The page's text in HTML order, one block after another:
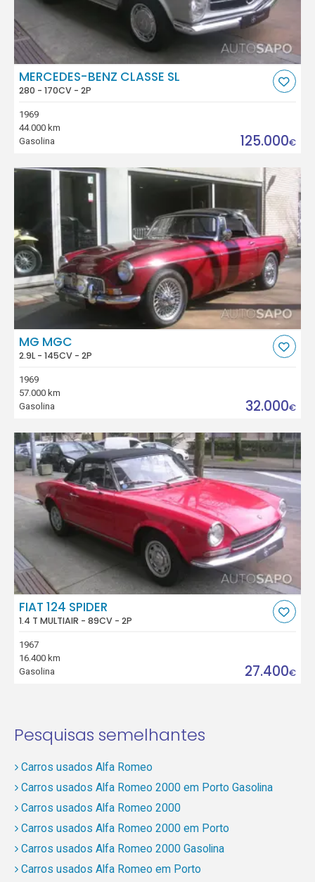
MERCEDES-BENZ CLASSE SL
280 - 170CV - 2P
1969
44.000 km
Gasolina
125.000€
MG MGC
2.9L - 145CV - 2P
1969
57.000 km
Gasolina
32.000€
FIAT 124 SPIDER
1.4 T MULTIAIR - 89CV - 2P
1967
16.400 km
Gasolina
27.400€
Pesquisas semelhantes
Carros usados Alfa Romeo
Carros usados Alfa Romeo 2000 em Porto Gasolina
Carros usados Alfa Romeo 2000
Carros usados Alfa Romeo 2000 em Porto
Carros usados Alfa Romeo 2000 Gasolina
Carros usados Alfa Romeo em Porto